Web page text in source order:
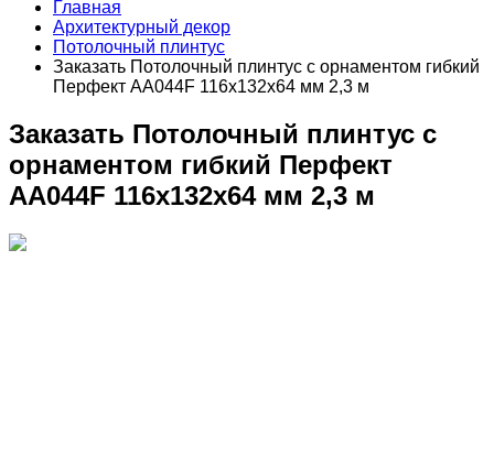
Главная
Архитектурный декор
Потолочный плинтус
Заказать Потолочный плинтус с орнаментом гибкий
Перфект AA044F 116х132х64 мм 2,3 м
Заказать Потолочный плинтус с
орнаментом гибкий Перфект
AA044F 116х132х64 мм 2,3 м